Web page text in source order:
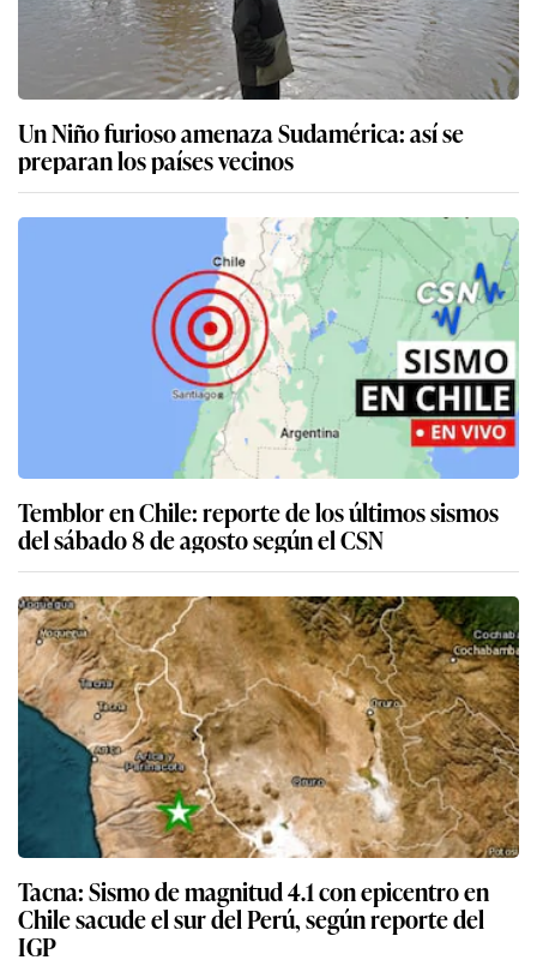
Un Niño furioso amenaza Sudamérica: así se
preparan los países vecinos
Temblor en Chile: reporte de los últimos sismos
del sábado 8 de agosto según el CSN
Tacna: Sismo de magnitud 4.1 con epicentro en
Chile sacude el sur del Perú, según reporte del
IGP